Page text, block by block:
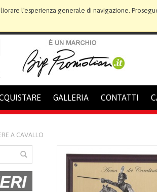
l'esperienza generale di navigazione.
GALLERIA CONTATTI
A CAVALLO